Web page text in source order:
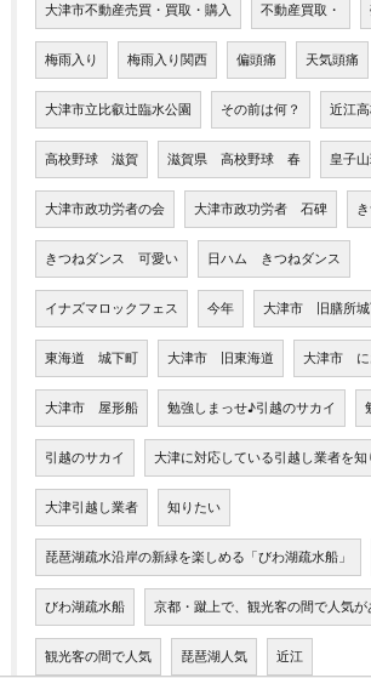
大津市不動産売買・買取・購入 不動産買取・
梅雨入り 梅雨入り関西 偏頭痛 天気頭痛
大津市立比叡辻臨水公園 その前は何？ 近江
高校野球 滋賀 滋賀県 高校野球 春 皇子
大津市政功労者の会 大津市政功労者 石碑
きつねダンス 可愛い 日ハム きつねダンス
イナズマロックフェス 今年 大津市 旧膳所城
東海道 城下町 大津市 旧東海道 大津市 に
大津市 屋形船 勉強しまっせ♪引越のサカイ
引越のサカイ 大津に対応している引越し業者を知
大津引越し業者 知りたい
琵琶湖疏水沿岸の新緑を楽しめる「びわ湖疏水船」
びわ湖疏水船 京都・蹴上で、観光客の間で人気が
観光客の間で人気 琵琶湖人気 近江